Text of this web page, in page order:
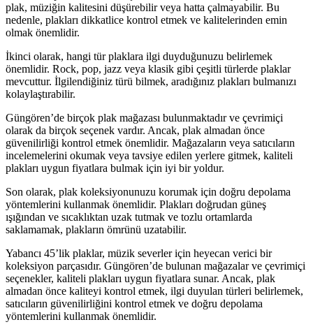
plak, müziğin kalitesini düşürebilir veya hatta çalmayabilir. Bu
nedenle, plakları dikkatlice kontrol etmek ve kalitelerinden emin
olmak önemlidir.
İkinci olarak, hangi tür plaklara ilgi duyduğunuzu belirlemek
önemlidir. Rock, pop, jazz veya klasik gibi çeşitli türlerde plaklar
mevcuttur. İlgilendiğiniz türü bilmek, aradığınız plakları bulmanızı
kolaylaştırabilir.
Güngören’de birçok plak mağazası bulunmaktadır ve çevrimiçi
olarak da birçok seçenek vardır. Ancak, plak almadan önce
güvenilirliği kontrol etmek önemlidir. Mağazaların veya satıcıların
incelemelerini okumak veya tavsiye edilen yerlere gitmek, kaliteli
plakları uygun fiyatlara bulmak için iyi bir yoldur.
Son olarak, plak koleksiyonunuzu korumak için doğru depolama
yöntemlerini kullanmak önemlidir. Plakları doğrudan güneş
ışığından ve sıcaklıktan uzak tutmak ve tozlu ortamlarda
saklamamak, plakların ömrünü uzatabilir.
Yabancı 45’lik plaklar, müzik severler için heyecan verici bir
koleksiyon parçasıdır. Güngören’de bulunan mağazalar ve çevrimiçi
seçenekler, kaliteli plakları uygun fiyatlara sunar. Ancak, plak
almadan önce kaliteyi kontrol etmek, ilgi duyulan türleri belirlemek,
satıcıların güvenilirliğini kontrol etmek ve doğru depolama
yöntemlerini kullanmak önemlidir.